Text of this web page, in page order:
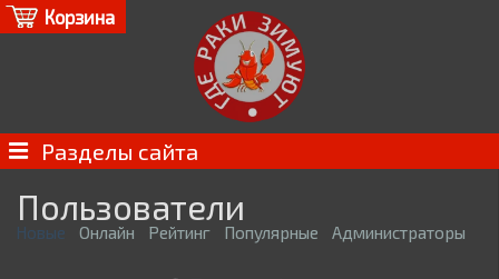
Корзина
Разделы сайта
Пользователи
Новые Онлайн Рейтинг Популярные Администраторы